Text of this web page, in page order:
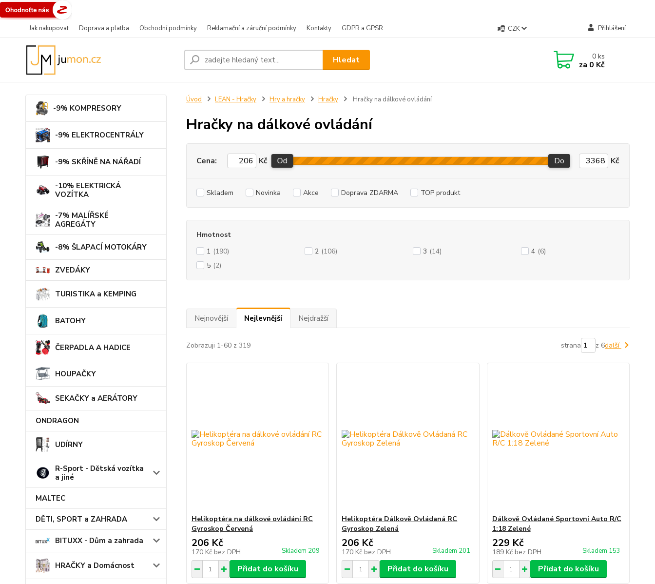
Jak nakupovat Doprava a platba Obchodní podmínky Reklamační a záruční podmínky Kontakty GDPR a GPSR CZK Přihlášení
Hledat 0ks
za 0 Kč
-9% KOMPRESORY
-9% ELEKTROCENTRÁLY
-9% SKŘÍNĚ NA NÁŘADÍ
-10% ELEKTRICKÁ
VOZÍTKA
-7% MALÍŘSKÉ
AGREGÁTY
-8% ŠLAPACÍ MOTOKÁRY
ZVEDÁKY
TURISTIKA a KEMPING
BATOHY
ČERPADLA A HADICE
HOUPAČKY
SEKAČKY a AERÁTORY
ONDRAGON
UDÍRNY
R-Sport - Dětská vozítka
a jiné
MALTEC
DĚTI, SPORT a ZAHRADA
BITUXX - Dům a zahrada
HRAČKY a Domácnost
Úvod LEAN - Hračky Hry a hračky Hračky Hračky na dálkové ovládání
Hračky na dálkové ovládání
Cena: Kč Od Do Kč
Skladem Novinka Akce Doprava ZDARMA TOP produkt
Hmotnost
1 (190) 2 (106) 3 (14) 4 (6)
5 (2)
Nejnovější Nejlevnější Nejdražší
Zobrazuji 1-60 z 319 strana z 6další
Helikoptéra na dálkové ovládání RC
Gyroskop Červená
206 Kč
170 Kč bez DPH Skladem 209
Přidat do košíku
Helikoptéra Dálkově Ovládaná RC
Gyroskop Zelená
206 Kč
170 Kč bez DPH Skladem 201
Přidat do košíku
Dálkově Ovládané Sportovní Auto R/C
1:18 Zelené
229 Kč
189 Kč bez DPH Skladem 153
Přidat do košíku